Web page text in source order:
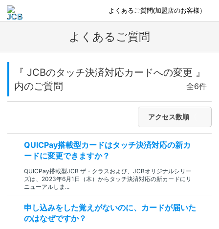
よくあるご質問(加盟店のお客様）
よくあるご質問
『 JCBのタッチ決済対応カードへの変更 』
内のご質問
全6件
アクセス数順
QUICPay搭載型カードはタッチ決済対応の新カ
ードに変更できますか？
QUICPay搭載型JCB ザ・クラスおよび、JCBオリジナルシリー
ズは、2023年6月1日（木）からタッチ決済対応の新カードにリ
ニューアルしま...
申し込みをした覚えがないのに、カードが届いた
のはなぜですか？